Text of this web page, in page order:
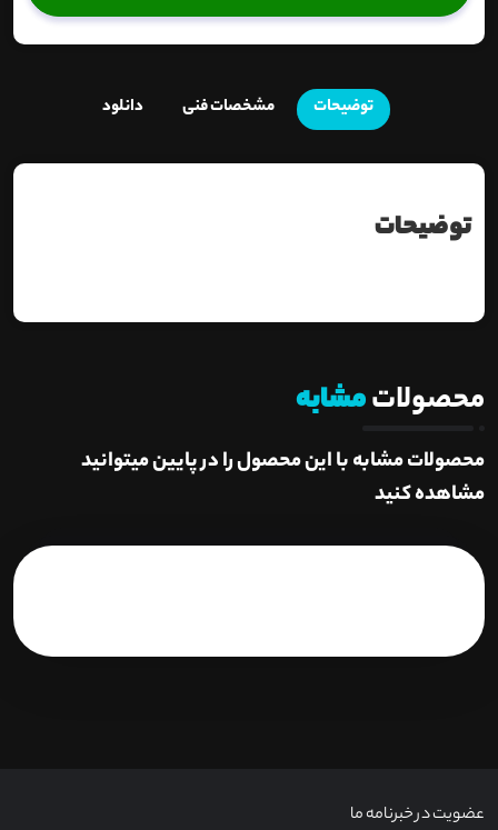
توضیحات مشخصات فنی دانلود
توضیحات
محصولاتمشابه
محصولات مشابه با این محصول را در پایین میتوانید
مشاهده کنید
عضویت در خبرنامه ما